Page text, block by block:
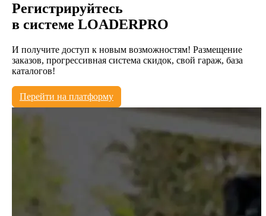
Регистрируйтесь
в системе LOADERPRO
И получите доступ к новым возможностям! Размещение
заказов, прогрессивная система скидок, свой гараж, база
каталогов!
Перейти на платформу